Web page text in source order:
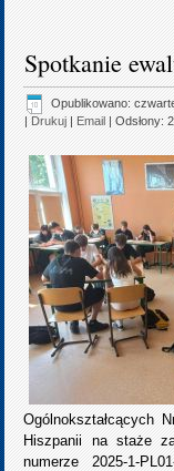
Spotkanie
Opublikowano:
Drukuj Email | Odsłony:
Ogólnokształcących
Hiszpanii na staże
numerze 2025-1-